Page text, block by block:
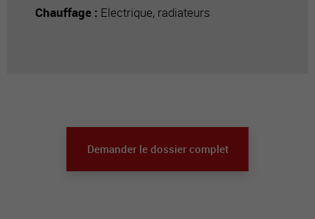
Chauffage : Electrique, radiateurs
Demander le dossier complet